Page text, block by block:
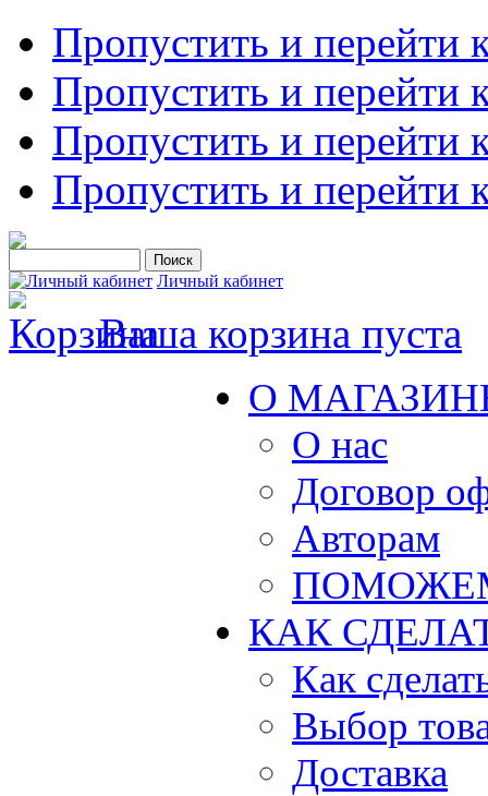
Пропустить и перейти
Пропустить и перейти
Пропустить и перейти
Пропустить и перейти
Личный кабинет
Ваша корзина пуста
О
О нас
Договор
Авторам
КАК
Как
Выбор
Доставка